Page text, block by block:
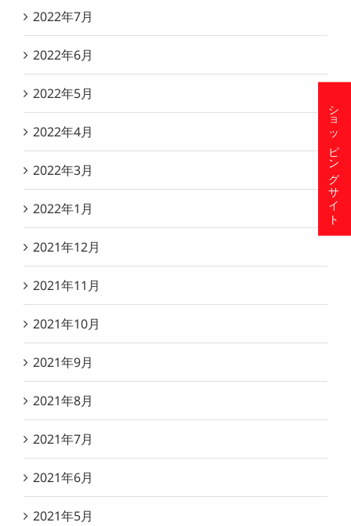
2022年7月
2022年6月
2022年5月
2022年4月
2022年3月
2022年1月
2021年12月
2021年11月
2021年10月
2021年9月
2021年8月
2021年7月
2021年6月
2021年5月
ショッピングサイト